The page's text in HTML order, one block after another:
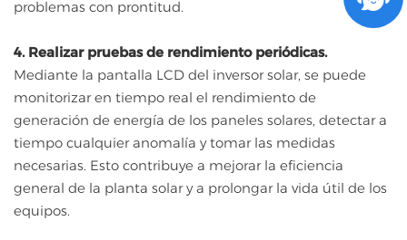
problemas con prontitud.
4. Realizar pruebas de rendimiento periódicas.
Mediante la pantalla LCD del inversor solar, se puede
monitorizar en tiempo real el rendimiento de
generación de energía de los paneles solares, detectar a
tiempo cualquier anomalía y tomar las medidas
necesarias. Esto contribuye a mejorar la eficiencia
general de la planta solar y a prolongar la vida útil de los
equipos.